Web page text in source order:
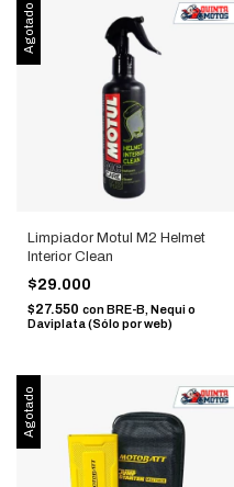
Agotado
Limpiador Motul M2 Helmet
Interior Clean
$29.000
$27.550 con BRE-B, Nequi o
Daviplata (Sólo por web)
Agotado